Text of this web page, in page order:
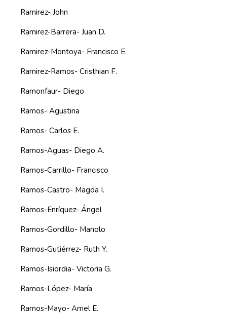
Ramirez- John
Ramirez-Barrera- Juan D.
Ramirez-Montoya- Francisco E.
Ramirez-Ramos- Cristhian F.
Ramonfaur- Diego
Ramos- Agustina
Ramos- Carlos E.
Ramos-Aguas- Diego A.
Ramos-Carrillo- Francisco
Ramos-Castro- Magda I.
Ramos-Enríquez- Ángel
Ramos-Gordillo- Manolo
Ramos-Gutiérrez- Ruth Y.
Ramos-Isiordia- Victoria G.
Ramos-López- María
Ramos-Mayo- Amel E.